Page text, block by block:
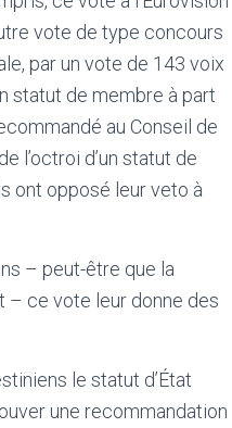
vote de type concours
par un vote de 143 voix
statut de membre à part
au Conseil de
l’octroi d’un statut de
ont opposé leur veto à
– peut-être que la
– ce vote leur donne des
le statut d’État
une recommandation